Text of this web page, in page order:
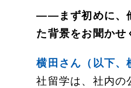
――まず初めに、
た背景をお聞かせ
横田さん（以下、
社留学は、社内の